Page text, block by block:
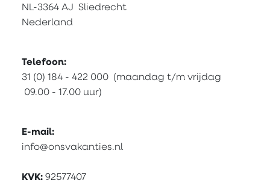
NL-3364 AJ Sliedrecht
Nederland
Telefoon:
31 (0) 184 - 422 000 (maandag t/m vrijdag
09.00 - 17.00 uur)
E-mail:
info@onsvakanties.nl
KVK: 92577407